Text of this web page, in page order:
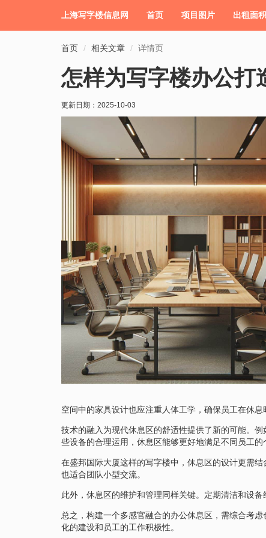
上海写字楼信息网 首页 项目图片 出租面积
首页 相关文章 详情页
怎样为写字楼办公打
更新日期： 2025-10-03
空间中的家具设计也应注重人体工学，确保员工在休
技术的融入为现代休息区的舒适性提供了新的可能。
些设备的合理运用，休息区能够更好地满足不同员工的
在盛邦国际大厦这样的写字楼中，休息区的设计更需
也适合团队小型交流。
此外，休息区的维护和管理同样关键。定期清洁和设
总之，构建一个多感官融合的办公休息区，需综合考
化的建设和员工的工作积极性。